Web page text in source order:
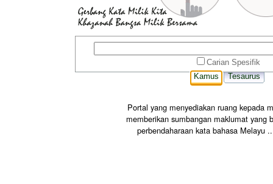
Carian Spesifik
Tesaurus
Kamus
Portal yang menyediakan ruang kepada
memberikan sumbangan maklumat yang
perbendaharaan kata bahasa Melayu